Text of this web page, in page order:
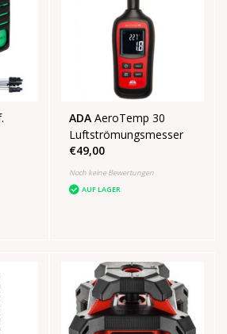
ADA AeroTemp 30
Luftströmungsmesser
€49,00
Noch keine Bewertungen
AUF LAGER